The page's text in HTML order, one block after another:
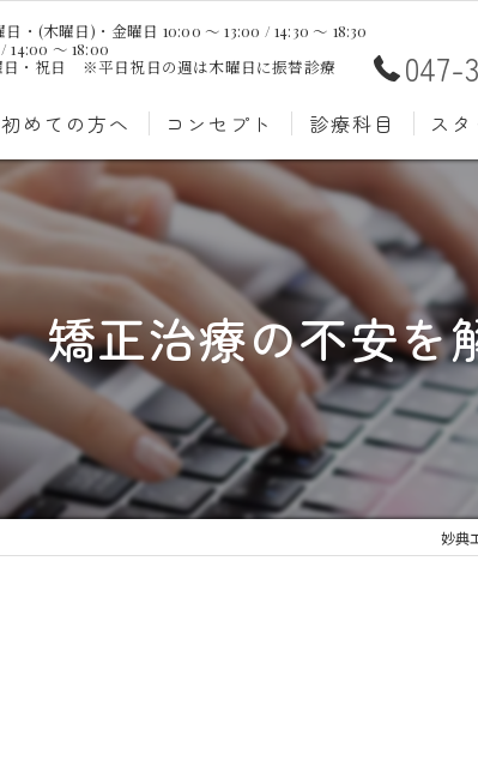
047-
初めての方へ コンセプト 診療科目
むし歯治療
小児歯科
口腔外科
ホワイトニング
審美歯科
知覚過敏
スタ
矯正治療の不安を
妙典
・(木曜日)・金曜日 10:00 ～ 13:00 / 14:30 ～ 18:30
14:00 ～ 18:00
日・祝日 ※平日祝日の週は木曜日に振替診療